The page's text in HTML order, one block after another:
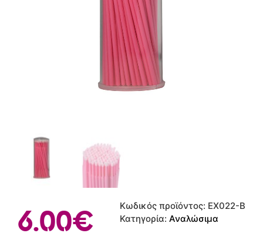
6.00€ Κωδικός προϊόντος: EX022-B
Κατηγορία: Αναλώσιμα